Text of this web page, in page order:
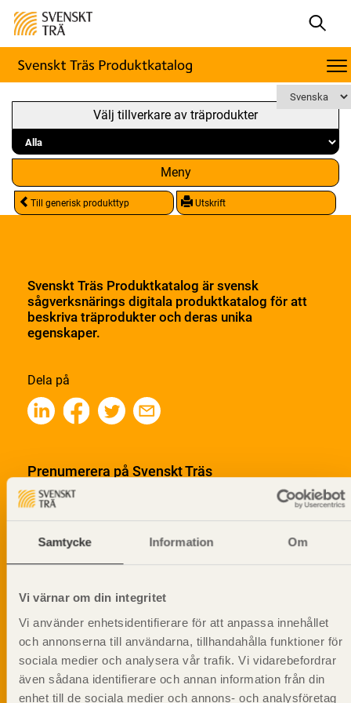
Samtycke Information Om
Vi värnar om din integritet
Vi använder enhetsidentifierare för att anpassa innehållet
och annonserna till användarna, tillhandahålla funktioner för
sociala medier och analysera vår trafik. Vi vidarebefordrar
även sådana identifierare och annan information från din
enhet till de sociala medier och annons- och analysföretag
Välj tillverkare av träprodukter
Meny
Till generisk produkttyp Utskrift
Svenskt Träs Produktkatalog är svensk
sågverksnärings digitala produktkatalog för att
beskriva träprodukter och deras unika
egenskaper.
Dela på
Prenumerera på Svenskt Träs
informationsutskick!